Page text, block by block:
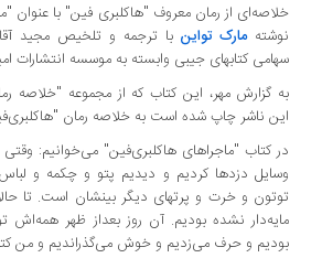
خلاصه‌ای از رمان معروف "هاکلبری فین" با عنوان
نوشتهمارک تواین با ترجمه و تلخیص مجید
سهامی کتابهای جیبی وابسته به موسسه انتشارات
به گزارش مهر، این کتاب که از مجموعه "خلاصه‌
این ناشر چاپ شده است به خلاصه رمان
در کتاب "ماجراهای هاکلبری‌فین" می‌خوانیم:
وسایل دزدها کردیم و دیدیم پتو و چکمه و
توتون و خرت و پرتهای دیگر بینشان است. تا
مایه‌دار نشده بودیم. آن روز بعداز ظهر همه‌اش
بودیم و حرف می‌زدیم و خوش می‌گذراندیم و من